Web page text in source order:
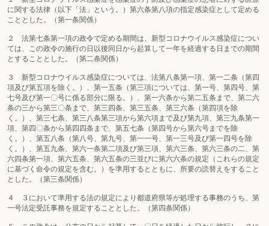
に関する法律（以下「法」という。）第六条第八項の指定感染症として定める
こととした。（第一条関係）
２ 法第七条第一項の政令で定める期間は、新型コロナウイルス感染症につい
ては、この政令の施行の日以後同日から起算して一年を経過する日までの期間
とすることとした。（第二条関係）
３ 新型コロナウイルス感染症については、法第八条第一項、第一二条（第四
項及び第五項を除く。）、第一五条（第三項については、第一号、第四号、第
七号及び第一〇号に係る部分に限る。）、第一六条から第二五条まで、第二六
条の三から第三〇条まで、第三四条、第三五条、第三六条（第四項を除
く。）、第三七条、第三八条第三項から第六項まで及び第九項、第三九条第一
項、第四〇条から第四四条まで、第五七条（第四号から第六号までを除
く。）、第五八条（第八号、第九号、第一一号、第一三号及び第一四号を除
く。）、第五九条、第六一条第二項及び第三項、第六三条、第六三条の二、第
六四条第一項、第六五条、第六五条の三並びに第六六条の規定（これらの規定
に基づく命令の規定を含む。）を準用するとともに、所要の読替えをすること
とした。（第三条関係）
４ ３において準用する法の規定により都道府県等が処理する事務のうち、第
一号法定受託事務を規定することとした。（第四条関係）